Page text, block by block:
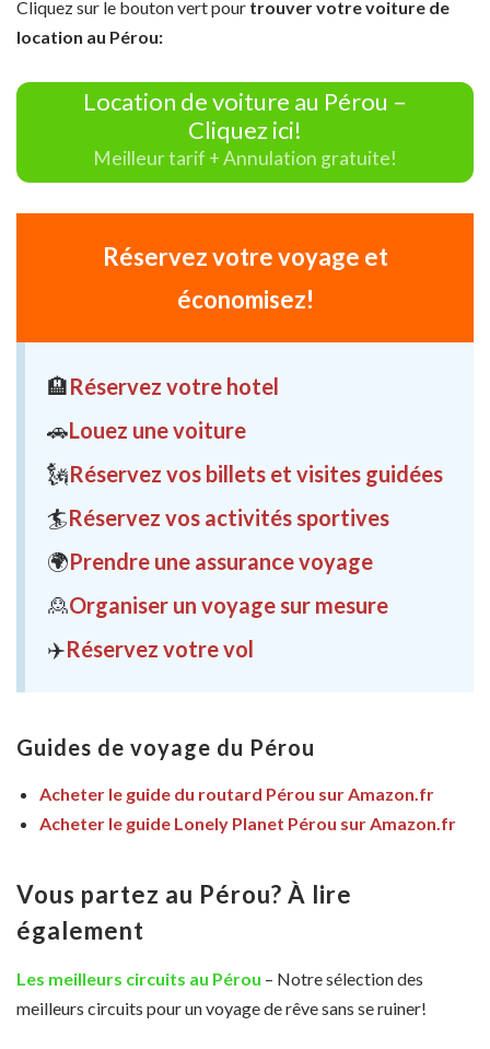
Cliquez sur le bouton vert pour trouver votre voiture de
location au Pérou:
Location de voiture au Pérou –
Cliquez ici!
Meilleur tarif + Annulation gratuite!
Réservez votre voyage et
économisez!
🏨Réservez votre hotel
🚗Louez une voiture
🗽Réservez vos billets et visites guidées
🏄Réservez vos activités sportives
🌍Prendre une assurance voyage
🙎Organiser un voyage sur mesure
✈️Réservez votre vol
Guides de voyage du Pérou
Acheter le guide du routard Pérou sur Amazon.fr
Acheter le guide Lonely Planet Pérou sur Amazon.fr
Vous partez au Pérou? À lire
également
Les meilleurs circuits au Pérou – Notre sélection des
meilleurs circuits pour un voyage de rêve sans se ruiner!